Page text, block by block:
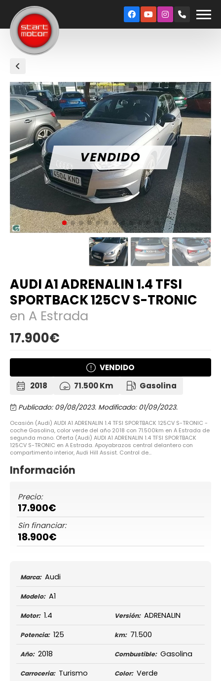
AUDI A1 ADRENALIN 1.4 TFSI
SPORTBACK 125CV S-TRONIC
en A Estrada
17.900€
VENDIDO
2018
71.500 Km Gasolina
Publicado: 09/08/2023. Modificado: 01/09/2023.
Ocasión (Audi) AUDI A1 ADRENALIN 1.4 TFSI SPORTBACK 125CV S-TRONIC -
coche Gasolina, color verde del año 2018 con 71.500km en A Estrada de
segunda mano. Oferta (Audi) AUDI A1 ADRENALIN 1.4 TFSI SPORTBACK
125CV S-TRONIC en A Estrada. Apoyabrazos central delantero con
compartimento interior, Audi Hill Assist. Control de...
Información
Precio:
17.900€
Sin financiar:
18.900€
Marca: Audi
Modelo: A1
Motor: 1.4 Versión: ADRENALIN
Potencia: 125 km: 71.500
Año: 2018 Combustible: Gasolina
Carroceria: Turismo Color: Verde